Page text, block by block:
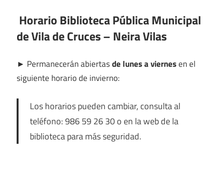
Horario Biblioteca Pública Municipal
de Vila de Cruces – Neira Vilas
► Permanecerán abiertasde lunes a viernesen el
siguiente horario de invierno:
Los horarios pueden cambiar, consulta al
teléfono: 986 59 26 30 o en la web de la
biblioteca para más seguridad.